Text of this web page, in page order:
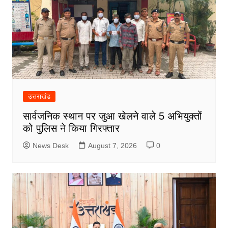
उत्तराखंड
सार्वजनिक स्थान पर जुआ खेलने वाले 5 अभियुक्तों
को पुलिस ने किया गिरफ्तार
News Desk August 7, 2026 0